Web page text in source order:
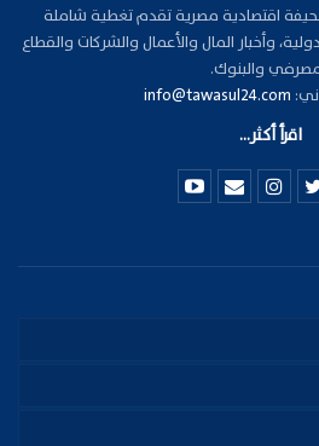
وموقع "تواصل24" صحيفة اقتصادية مصرية تقدم تغطية شاملة
وأخبار المال والأعمال والشركات والقطاع
والبنوك.
info@tawasul24.com
اقرأ أكثر...